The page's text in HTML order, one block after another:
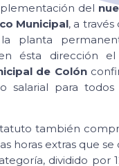
del
Municipal, a
planta
ésta dirección el
de Colón
salarial para todos
también
horas extras que
dividido por